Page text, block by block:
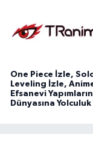
One Piece İzle,
Leveling İzle,
Efsanevi Yapımların
Dünyasına Yolculuk